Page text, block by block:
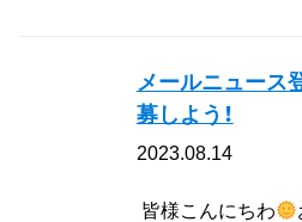
メールニュース
募しよう！
2023.08.14
皆様こんにちわ